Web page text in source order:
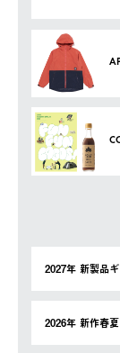
2027年 新製品
2026年 新作春